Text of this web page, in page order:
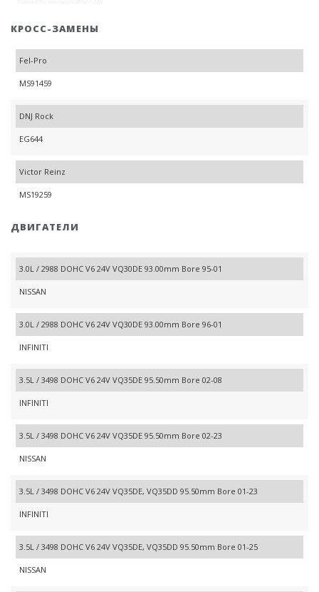
КРОСС-ЗАМЕНЫ
Fel-Pro
MS91459
DNJ Rock
EG644
Victor Reinz
MS19259
ДВИГАТЕЛИ
3.0L / 2988 DOHC V6 24V VQ30DE 93.00mm Bore 95-01
NISSAN
3.0L / 2988 DOHC V6 24V VQ30DE 93.00mm Bore 96-01
INFINITI
3.5L / 3498 DOHC V6 24V VQ35DE 95.50mm Bore 02-08
INFINITI
3.5L / 3498 DOHC V6 24V VQ35DE 95.50mm Bore 02-23
NISSAN
3.5L / 3498 DOHC V6 24V VQ35DE, VQ35DD 95.50mm Bore 01-23
INFINITI
3.5L / 3498 DOHC V6 24V VQ35DE, VQ35DD 95.50mm Bore 01-25
NISSAN